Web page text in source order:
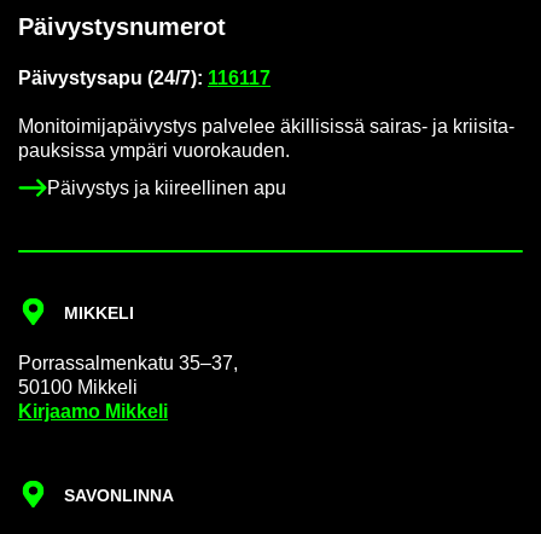
Päi­vys­tys­nu­me­rot
Päi­vys­tys­a­pu (24/7): 116117
Mo­ni­toi­mi­ja­päi­vys­tys pal­ve­lee äkil­li­sis­sä sairas-​ ja krii­si­ta­
pauk­sis­sa ym­pä­ri vuo­ro­kau­den.
Päi­vys­tys ja kii­reel­li­nen apu
MIK­KE­LI
Por­ras­sal­men­ka­tu 35–37,
50100 Mik­ke­li
Kir­jaa­mo Mik­ke­li
SA­VON­LIN­NA